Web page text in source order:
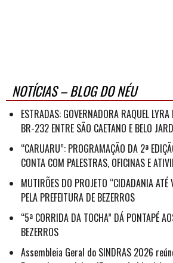
NOTÍCIAS – BLOG DO NÉU
ESTRADAS: GOVERNADORA RAQUEL
BR-232 ENTRE SÃO CAETANO E BELO
“CARUARU”: PROGRAMAÇÃO DA 2ª
CONTA COM PALESTRAS, OFICINAS E
MUTIRÕES DO PROJETO “CIDADANIA ATÉ
PELA PREFEITURA DE BEZERROS
“5ª CORRIDA DA TOCHA” DÁ PONTAPÉ
BEZERROS
Assembleia Geral do SINDRAS 2026